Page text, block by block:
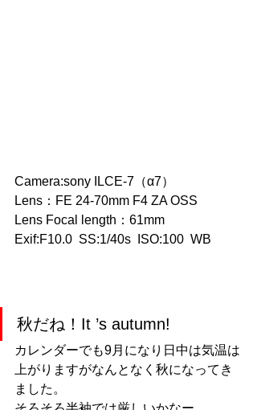
Camera:sony ILCE-7（α7）
Lens：FE 24-70mm F4 ZA OSS
Lens Focal length：61mm
Exif:F10.0  SS:1/40s  ISO:100  WB
秋だね！It ’s autumn!
カレンダーでも9月になり日中は気温は
上がりますがなんとなく秋になってき
ました。